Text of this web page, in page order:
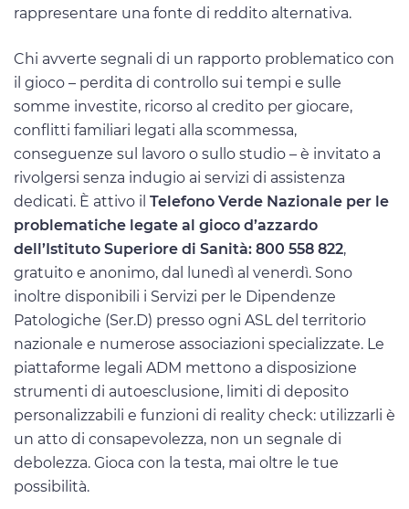
rappresentare una fonte di reddito alternativa.
Chi avverte segnali di un rapporto problematico con
il gioco – perdita di controllo sui tempi e sulle
somme investite, ricorso al credito per giocare,
conflitti familiari legati alla scommessa,
conseguenze sul lavoro o sullo studio – è invitato a
rivolgersi senza indugio ai servizi di assistenza
dedicati. È attivo il Telefono Verde Nazionale per le
problematiche legate al gioco d’azzardo
dell’Istituto Superiore di Sanità: 800 558 822,
gratuito e anonimo, dal lunedì al venerdì. Sono
inoltre disponibili i Servizi per le Dipendenze
Patologiche (Ser.D) presso ogni ASL del territorio
nazionale e numerose associazioni specializzate. Le
piattaforme legali ADM mettono a disposizione
strumenti di autoesclusione, limiti di deposito
personalizzabili e funzioni di reality check: utilizzarli è
un atto di consapevolezza, non un segnale di
debolezza. Gioca con la testa, mai oltre le tue
possibilità.